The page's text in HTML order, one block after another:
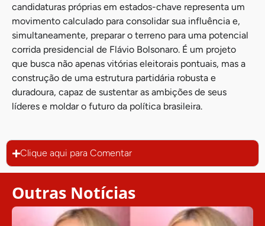
candidaturas próprias em estados-chave representa um
movimento calculado para consolidar sua influência e,
simultaneamente, preparar o terreno para uma potencial
corrida presidencial de Flávio Bolsonaro. É um projeto
que busca não apenas vitórias eleitorais pontuais, mas a
construção de uma estrutura partidária robusta e
duradoura, capaz de sustentar as ambições de seus
líderes e moldar o futuro da política brasileira.
Clique aqui para Comentar
Outras Notícias